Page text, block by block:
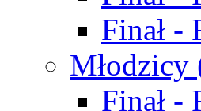
Finał -
Finał -